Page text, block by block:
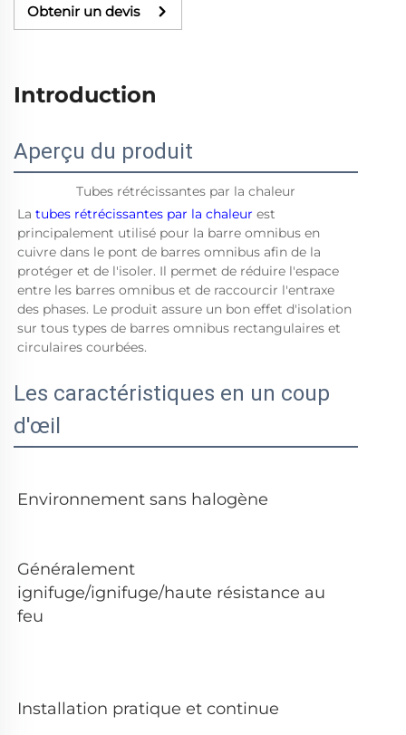
Obtenir un devis
Introduction
Aperçu du produit
Tubes rétrécissantes par la chaleur
La tubes rétrécissantes par la chaleur est
principalement utilisé pour la barre omnibus en
cuivre dans le pont de barres omnibus afin de la
protéger et de l'isoler. Il permet de réduire l'espace
entre les barres omnibus et de raccourcir l'entraxe
des phases. Le produit assure un bon effet d'isolation
sur tous types de barres omnibus rectangulaires et
circulaires courbées.
Les caractéristiques en un coup
d'œil
Environnement sans halogène
Généralement
ignifuge/ignifuge/haute résistance au
feu
Installation pratique et continue